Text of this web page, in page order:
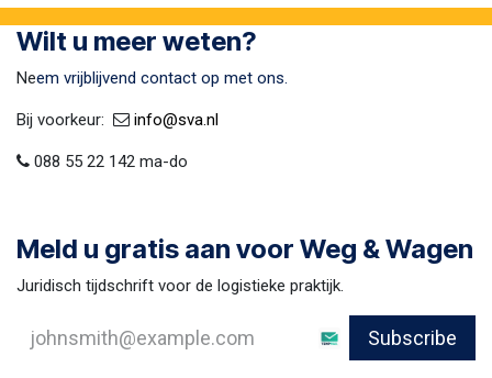
Wilt u meer weten?
Neem vrijblijvend contact op met ons.
Bij voorkeur:​ ​ info@sva​.nl
088 55 22 142 ma-do
Meld u gratis aan voor Weg & Wagen
Juridisch tijdschrift voor de logistieke praktijk.
Subscribe